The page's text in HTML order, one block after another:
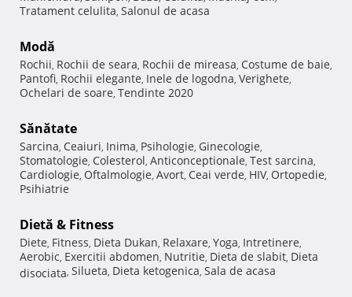
Tratament celulita, Salonul de acasa
Modă
Rochii, Rochii de seara, Rochii de mireasa, Costume de baie,
Pantofi, Rochii elegante, Inele de logodna, Verighete,
Ochelari de soare, Tendinte 2020
Sănătate
Sarcina, Ceaiuri, Inima, Psihologie, Ginecologie,
Stomatologie, Colesterol, Anticonceptionale, Test sarcina,
Cardiologie, Oftalmologie, Avort, Ceai verde, HIV, Ortopedie,
Psihiatrie
Dietă & Fitness
Diete, Fitness, Dieta Dukan, Relaxare, Yoga, Intretinere,
Aerobic, Exercitii abdomen, Nutritie, Dieta de slabit, Dieta
disociata, Silueta, Dieta ketogenica, Sala de acasa